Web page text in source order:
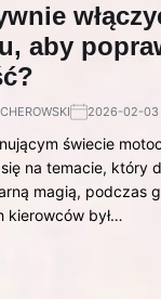
aby
2026-02-03
świecie
na temacie, który
magią, podczas
kierowców był…